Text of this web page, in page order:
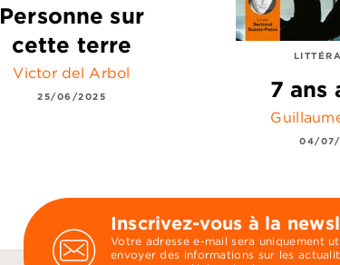
Personne sur
cette terre
Victor del Arbol
25/06/2025 7 ans
04/07/
Inscrivez-vous à la
Votre adresse e-mail sera uniquement
envoyer des informations sur les